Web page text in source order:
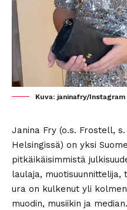
Kuva: janinafry/Instagram
Janina Fry (o.s. Frostell,
Helsingissä) on yksi
pitkäikäisimmistä
laulaja, muotisuunnittelija,
ura on kulkenut yli
muodin, musiikin ja